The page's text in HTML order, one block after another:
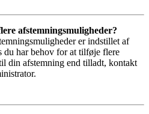
afstemningsmuligheder?
er indstillet af
du har behov for at tilføje flere
din afstemning end tilladt, kontakt